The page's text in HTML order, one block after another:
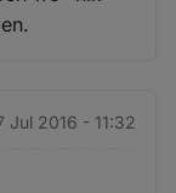
Jul 2016 - 11:32